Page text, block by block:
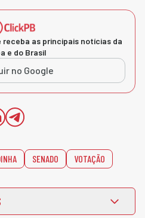
receba as principais notícias da
e do Brasil
no Google
SENADO VOTAÇÃO